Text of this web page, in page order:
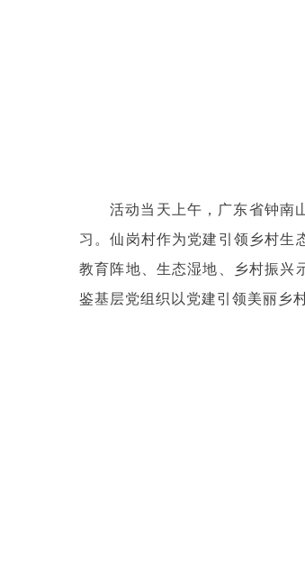
活动当天上午，广东省钟南
习。仙岗村作为党建引领乡村生
教育阵地、生态湿地、乡村振兴
鉴基层党组织以党建引领美丽乡